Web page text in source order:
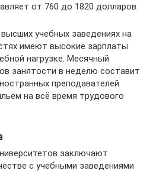
от 760 до 1820 долларов.
учебных заведениях на
имеют высокие зарплаты
нагрузке. Месячный
занятости в неделю составит
преподавателей
на всё время трудового
заключают
с учебными заведениями